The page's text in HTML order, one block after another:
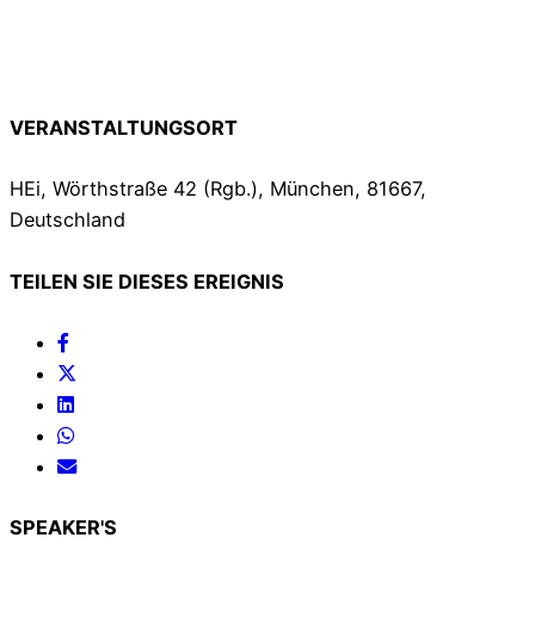
VERANSTALTUNGSORT
HEi, Wörthstraße 42 (Rgb.), München, 81667,
Deutschland
TEILEN SIE DIESES EREIGNIS
SPEAKER'S